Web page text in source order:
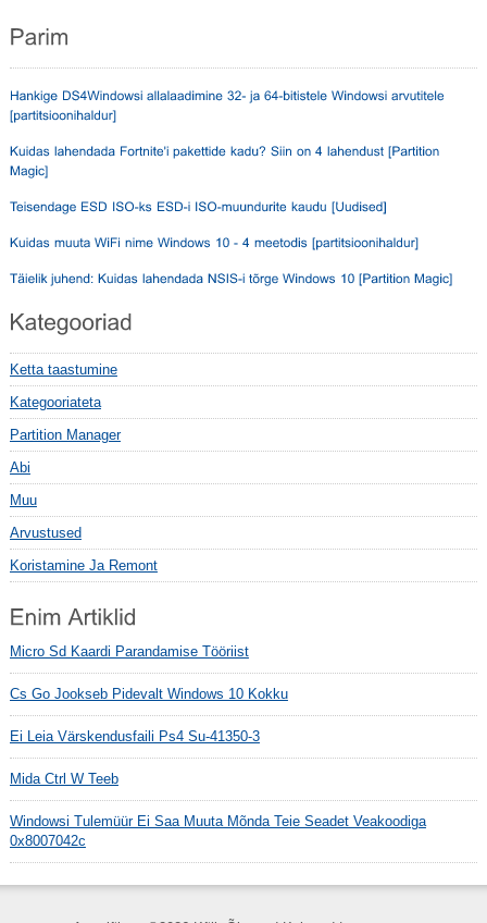
Ketta taastumine
Kategooriateta
Partition Manager
Abi
Muu
Arvustused
Koristamine Ja Remont
Micro Sd Kaardi Parandamise Tööriist
Cs Go Jookseb Pidevalt Windows 10 Kokku
Ei Leia Värskendusfaili Ps4 Su-41350-3
Mida Ctrl W Teeb
Windowsi Tulemüür Ei Saa Muuta Mõnda Teie Seadet Veakoodiga
0x8007042c